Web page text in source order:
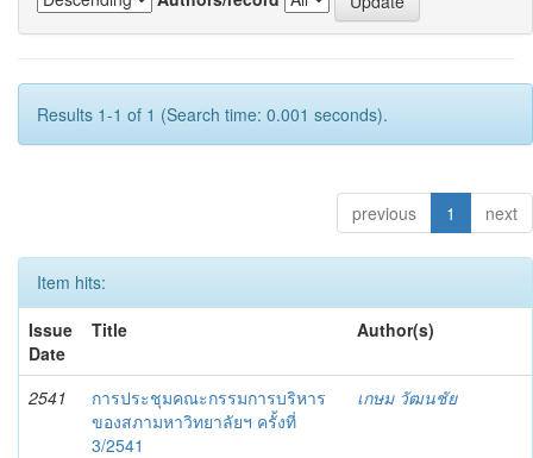
Results 1-1 of 1 (Search time: 0.001 seconds).
previous 1 next
Item hits:
Issue
Date
Title Author(s)
2541
การประชุมคณะกรรมการบริหาร
ของสภามหาวิทยาลัยฯ ครั้งที่
3/2541
เกษม วัฒนชัย